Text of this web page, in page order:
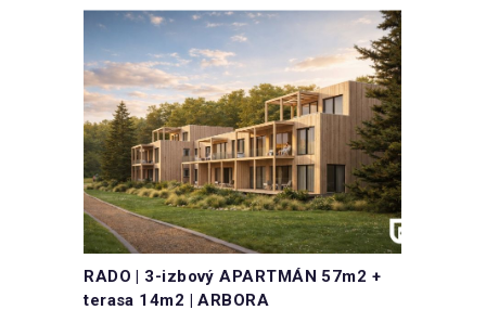
RADO | 3-izbový APARTMÁN 57m2 +
terasa 14m2 | ARBORA